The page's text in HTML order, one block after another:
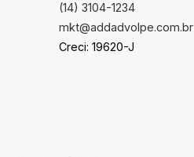
(14) 3104-1234
mkt@addadvolpe.com.br
Creci: 19620-J